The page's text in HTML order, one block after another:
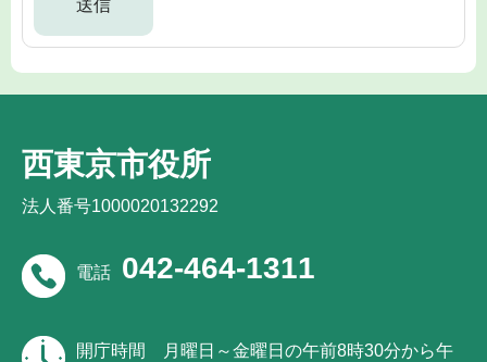
西東京市役所
法人番号1000020132292
電話 042-464-1311
開庁時間
月曜日～金曜日の午前8時30分から午